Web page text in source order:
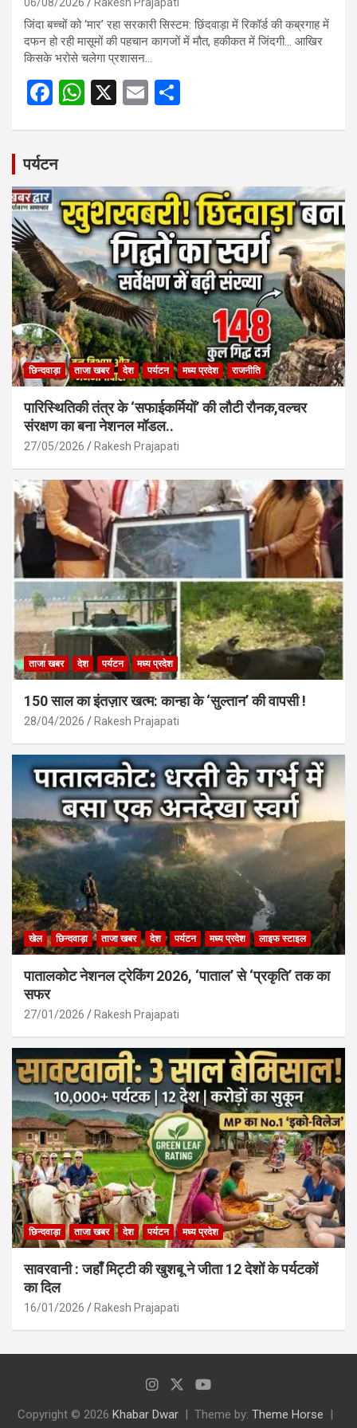
06/08/2026 Rakesh Prajapati
जिंदा बच्चों को ‘मार’ रहा सरकारी सिस्टम: छिंदवाड़ा में रिकॉर्ड की कब्रगाह में
दफन हो रही मासूमों की पहचान कागजों में मौत, हकीकत में जिंदगी… आखिर
किसके भरोसे चलेगा प्रशासन…
F
b
o
o
k
W
A
p
p
X
E
पर्यटन
छिन्दवाड़ा ताजा खबर देश पर्यटन मध्य प्रदेश राजनीति
पारिस्थितिकी तंत्र के ‘सफाईकर्मियों’ की लौटी रौनक,वल्चर
संरक्षण का बना नेशनल मॉडल..
27/05/2026 Rakesh Prajapati
ताजा खबर देश पर्यटन मध्य प्रदेश
150 साल का इंतज़ार खत्म: कान्हा के ‘सुल्तान’ की वापसी !
28/04/2026 Rakesh Prajapati
खेल छिन्दवाड़ा ताजा खबर देश पर्यटन मध्य प्रदेश लाइफ स्टाइल
पातालकोट नेशनल ट्रेकिंग 2026, ‘पाताल’ से ‘प्रकृति’ तक का
सफर
27/01/2026 Rakesh Prajapati
छिन्दवाड़ा ताजा खबर देश पर्यटन मध्य प्रदेश
सावरवानी : जहाँ मिट्टी की खुशबू ने जीता 12 देशों के पर्यटकों
का दिल
16/01/2026 Rakesh Prajapati
Copyright © 2026 Khabar Dwar Theme by: Theme Horse